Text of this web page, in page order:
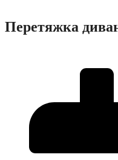
Перетяжка